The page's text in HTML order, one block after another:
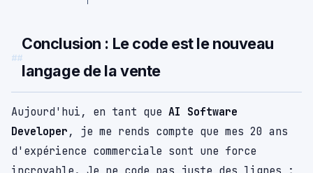
Conclusion : Le code est le nouveau
langage de la vente
Aujourd'hui, en tant que AI Software
Developer, je me rends compte que mes 20 ans
d'expérience commerciale sont une force